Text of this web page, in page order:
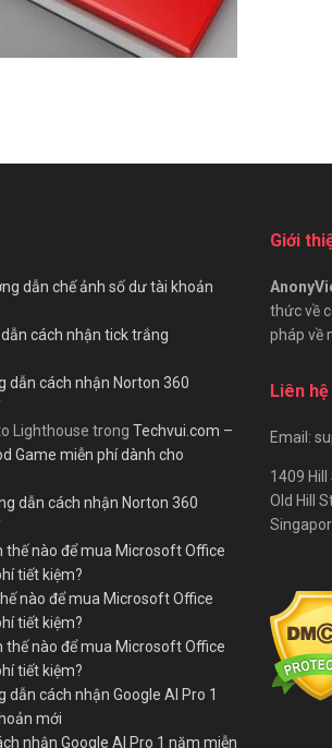
dẫn chế ảnh số dư tài khoản
cách nhận tick trắng
dẫn cách nhận Norton 360
Lighthouse trong Techvui.com –
Game miễn phí dành cho
dẫn cách nhận Norton 360
thế nào để mua Microsoft Office
tiết kiệm?
nào để mua Microsoft Office
tiết kiệm?
thế nào để mua Microsoft Office
tiết kiệm?
dẫn cách nhận Google AI Pro 1
mới
nhận Google AI Pro 1 năm miễn
Giới
thức về
pháp về
Liên hệ
Email:
1409
Old Hill